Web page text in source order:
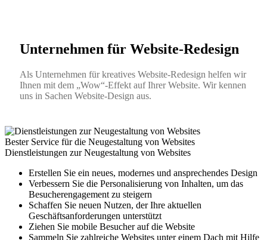
Unternehmen für Website-Redesign
Als Unternehmen für kreatives Website-Redesign helfen wir
Ihnen mit dem „Wow“-Effekt auf Ihrer Website. Wir kennen
uns in Sachen Website-Design aus.
Bester Service für die Neugestaltung von Websites
Dienstleistungen zur Neugestaltung von Websites
Erstellen Sie ein neues, modernes und ansprechendes Design
Verbessern Sie die Personalisierung von Inhalten, um das
Besucherengagement zu steigern
Schaffen Sie neuen Nutzen, der Ihre aktuellen
Geschäftsanforderungen unterstützt
Ziehen Sie mobile Besucher auf die Website
Sammeln Sie zahlreiche Websites unter einem Dach mit Hilfe